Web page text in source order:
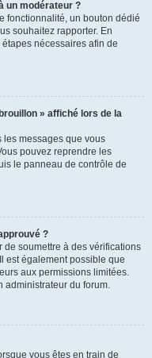
un modérateur ?
fonctionnalité, un bouton dédié
souhaitez rapporter. En
nécessaires afin de
» affiché lors de la
les messages que vous
pouvez reprendre les
le panneau de contrôle de
?
de soumettre à des vérifications
est également possible que
aux permissions limitées.
administrateur du forum.
vous êtes en train de